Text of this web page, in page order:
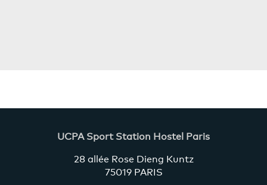
UCPA Sport Station Hostel Paris
28 allée Rose Dieng Kuntz
75019 PARIS